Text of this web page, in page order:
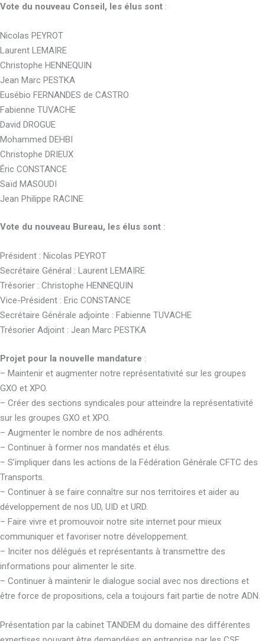
Vote du nouveau Conseil, les élus sont :
Nicolas PEYROT
Laurent LEMAIRE
Christophe HENNEQUIN
Jean Marc PESTKA
Eusébio FERNANDES de CASTRO
Fabienne TUVACHE
David DROGUE
Mohammed DEHBI
Christophe DRIEUX
Éric CONSTANCE
Saïd MASOUDI
Jean Philippe RACINE
Vote du nouveau Bureau, les élus sont :
Président : Nicolas PEYROT
Secrétaire Général : Laurent LEMAIRE
Trésorier : Christophe HENNEQUIN
Vice-Président : Eric CONSTANCE
Secrétaire Générale adjointe : Fabienne TUVACHE
Trésorier Adjoint : Jean Marc PESTKA
Projet pour la nouvelle mandature :
– Maintenir et augmenter notre représentativité sur les groupes
GXO et XPO.
– Créer des sections syndicales pour atteindre la représentativité
sur les groupes GXO et XPO.
– Augmenter le nombre de nos adhérents.
– Continuer à former nos mandatés et élus.
– S’impliquer dans les actions de la Fédération Générale CFTC des
Transports.
– Continuer à se faire connaître sur nos territoires et aider au
développement de nos UD, UID et URD.
– Faire vivre et promouvoir notre site internet pour mieux
communiquer et favoriser notre développement.
– Inciter nos délégués et représentants à transmettre des
informations pour alimenter le site.
– Continuer à maintenir le dialogue social avec nos directions et
être force de propositions, cela a toujours fait partie de notre ADN.
Présentation par la cabinet TANDEM du domaine des différentes